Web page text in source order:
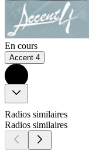
En cours
Accent 4
Radios similaires
Radios similaires